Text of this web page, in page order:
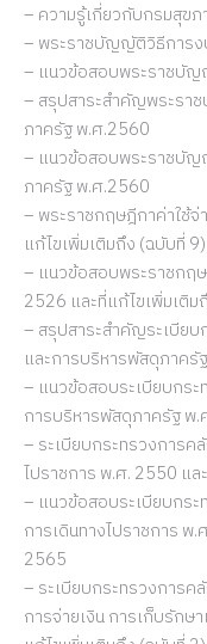
– ความรู้เกี่ยวกับกรมสุข
– พระราชบัญญัติวิธีการ
– แนวข้อสอบพระราชบั
– สรุปสาระสำคัญพระรา
ภาครัฐ พ.ศ.2560
– แนวข้อสอบพระราชบั
ภาครัฐ พ.ศ.2560
– พระราชกฤษฎีกาค่าใช้จ่
แก้ไขเพิ่มเติมถึง (ฉบับที่
– แนวข้อสอบพระราชกฤษ
2526 และที่แก้ไขเพิ่มเติ
– สรุปสาระสำคัญระเบีย
และการบริหารพัสดุภาค
– แนวข้อสอบระเบียบกร
การบริหารพัสดุภาครัฐ พ
– ระเบียบกระทรวงการค
ไปราชการ พ.ศ. 2550 แ
– แนวข้อสอบระเบียบกระ
การเดินทางไปราชการ
2565
– ระเบียบกระทรวงการค
การจ่ายเงิน การเก็บรักษ